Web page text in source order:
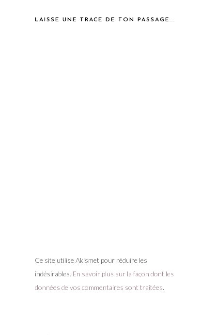
LAISSE UNE TRACE DE TON PASSAGE...
Ce site utilise Akismet pour réduire les
indésirables. En savoir plus sur la façon dont les
données de vos commentaires sont traitées.